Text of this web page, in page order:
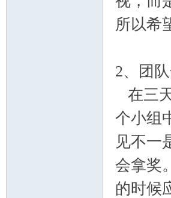
所以希
2、团
在三
个小组
见不一
会拿奖
的时候